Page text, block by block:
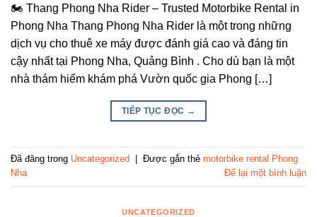
🏍️ Thang Phong Nha Rider – Trusted Motorbike Rental in
Phong Nha Thang Phong Nha Rider là một trong những
dịch vụ cho thuê xe máy được đánh giá cao và đáng tin
cậy nhất tại Phong Nha, Quảng Bình . Cho dù bạn là một
nhà thám hiểm khám phá Vườn quốc gia Phong […]
TIẾP TỤC ĐỌC →
Đã đăng trong Uncategorized Được gắn thẻ motorbike rental Phong
Nha
Để lại một bình luận
UNCATEGORIZED